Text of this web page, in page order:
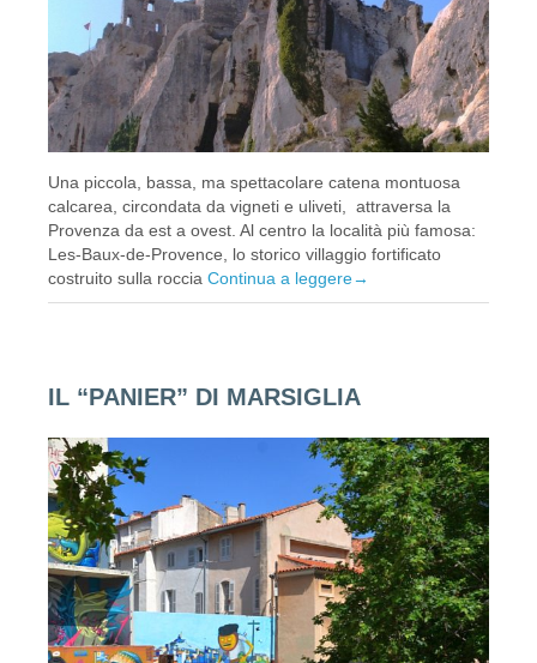
Una piccola, bassa, ma spettacolare catena montuosa
calcarea, circondata da vigneti e uliveti, attraversa la
Provenza da est a ovest. Al centro la località più famosa:
Les-Baux-de-Provence, lo storico villaggio fortificato
costruito sulla roccia Continua a leggere→
IL “PANIER” DI MARSIGLIA